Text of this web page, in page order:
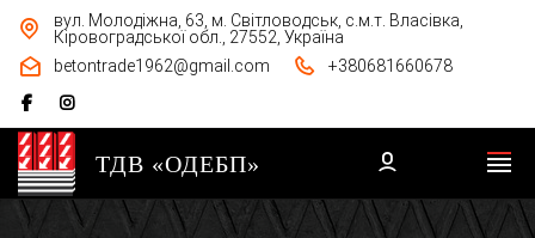
вул. Молодіжна, 63, м. Світловодськ, с.м.т. Власівка,
Кіровоградської обл., 27552, Україна
betontrade1962@gmail.com
+380681660678
ТДВ «ОДЕБП»